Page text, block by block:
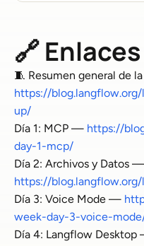
🔗
🧵 Resumen general de
https://
up/
Día 1: MCP — https://
day-1-mcp/
Día 2: Archivos y Datos —
https://
Día 3: Voice Mode —
week-day-3-voice-
Día 4: Langflow